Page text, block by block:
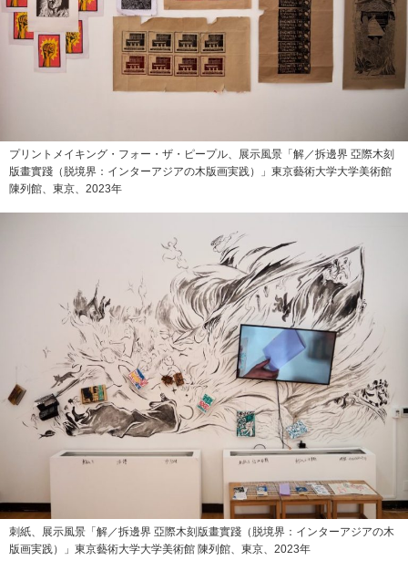
プリントメイキング・フォー・ザ・ピープル、展示風景「解／拆邊界 亞際木刻
版畫實踐（脱境界：インターアジアの木版画実践）」東京藝術大学大学美術館
陳列館、東京、2023年
刺紙、展示風景「解／拆邊界 亞際木刻版畫實踐（脱境界：インターアジアの木
版画実践）」東京藝術大学大学美術館 陳列館、東京、2023年